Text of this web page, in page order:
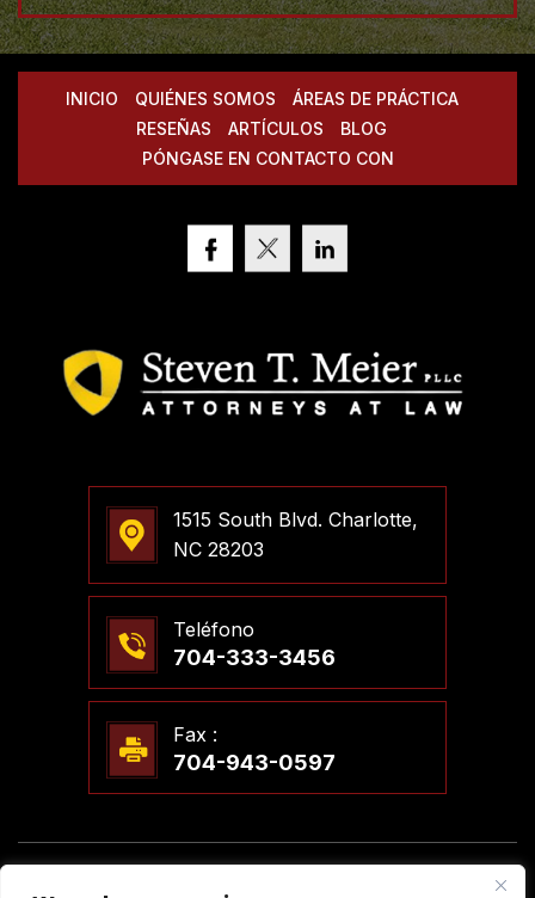
INICIO QUIÉNES SOMOS
ÁREAS DE PRÁCTICA
RESEÑAS
ARTÍCULOS
BLOG
PÓNGASE EN CONTACTO CON
1515 South Blvd. Charlotte,
NC 28203
Teléfono
704-333-3456
Fax :
704-943-0597